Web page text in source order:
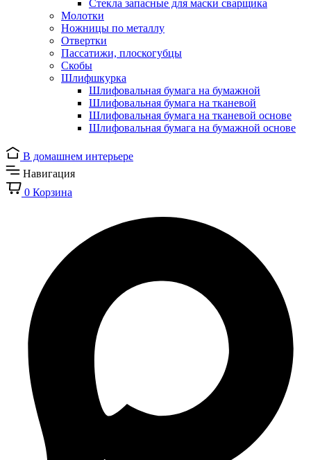
Стекла запасные для маски сварщика
Молотки
Ножницы по металлу
Отвертки
Пассатижи, плоскогубцы
Скобы
Шлифшкурка
Шлифовальная бумага на бумажной
Шлифовальная бумага на тканевой
Шлифовальная бумага на тканевой основе
Шлифовальная бумага на бумажной основе
В домашнем интерьере
Навигация
0 Корзина